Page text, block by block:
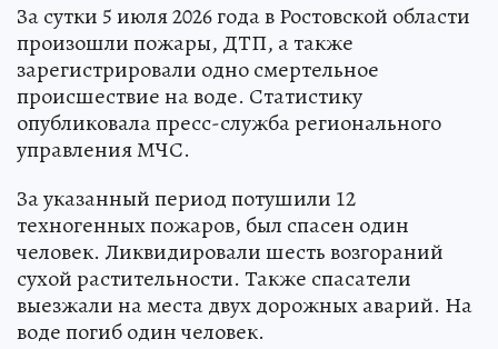
За сутки 5 июля 2026 года в Ростовской области
произошли пожары, ДТП, а также
зарегистрировали одно смертельное
происшествие на воде. Статистику
опубликовала пресс-служба регионального
управления МЧС.
За указанный период потушили 12
техногенных пожаров, был спасен один
человек. Ликвидировали шесть возгораний
сухой растительности. Также спасатели
выезжали на места двух дорожных аварий. На
воде погиб один человек.